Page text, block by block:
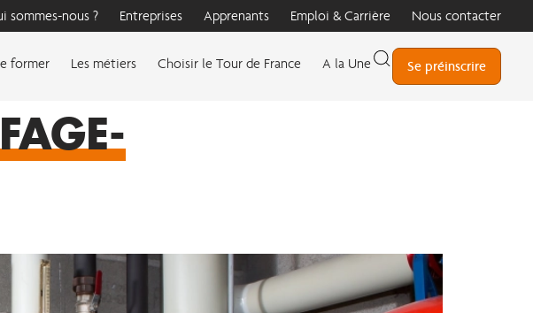
sommes-nous ? Entreprises Apprenants Emploi & Carrière Nous contacter
former Les métiers Choisir le Tour de France A la Une Se préinscrire